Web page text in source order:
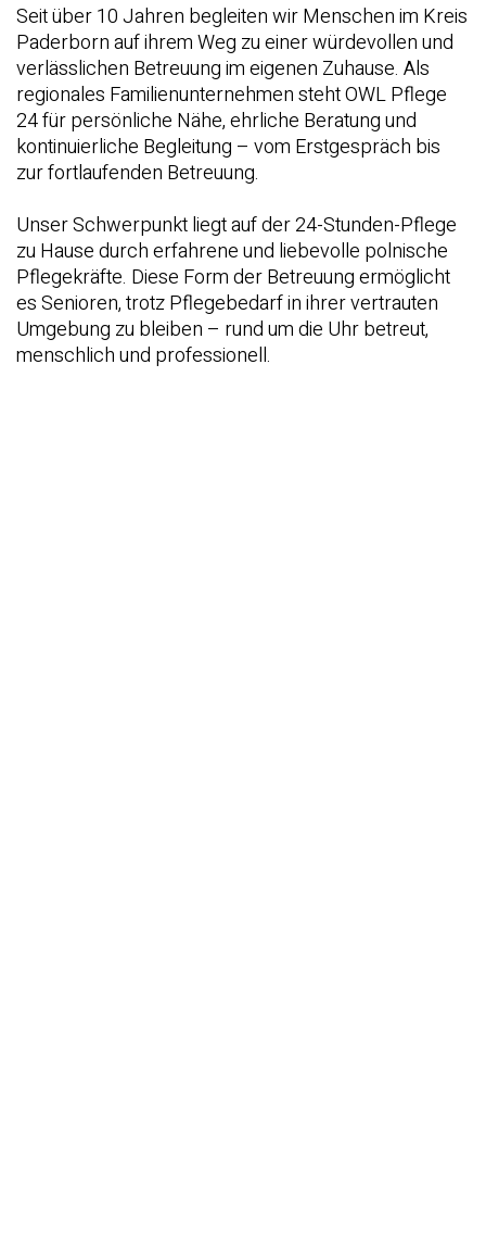
Seit über 10 Jahren begleiten wir Menschen im Kreis
Paderborn auf ihrem Weg zu einer würdevollen und
verlässlichen Betreuung im eigenen Zuhause. Als
regionales Familienunternehmen steht OWL Pflege
24 für persönliche Nähe, ehrliche Beratung und
kontinuierliche Begleitung – vom Erstgespräch bis
zur fortlaufenden Betreuung.
Unser Schwerpunkt liegt auf der 24-Stunden-Pflege
zu Hause durch erfahrene und liebevolle polnische
Pflegekräfte. Diese Form der Betreuung ermöglicht
es Senioren, trotz Pflegebedarf in ihrer vertrauten
Umgebung zu bleiben – rund um die Uhr betreut,
menschlich und professionell.